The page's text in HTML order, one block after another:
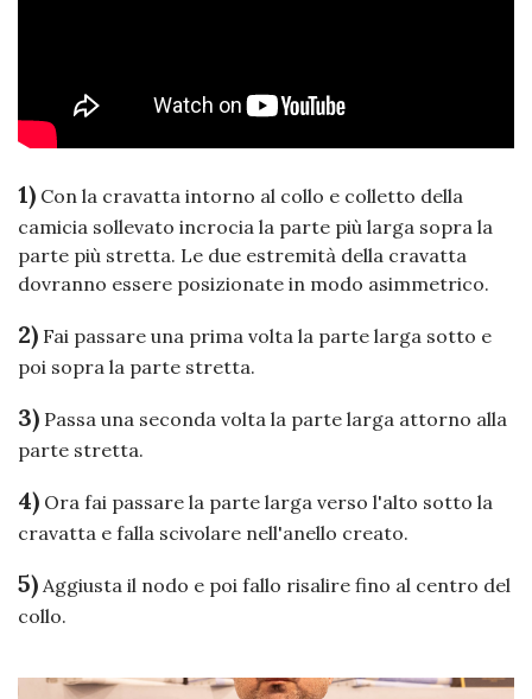
1) Con la cravatta intorno al collo e colletto della
camicia sollevato incrocia la parte più larga sopra la
parte più stretta. Le due estremità della cravatta
dovranno essere posizionate in modo asimmetrico.
2) Fai passare una prima volta la parte larga sotto e
poi sopra la parte stretta.
3) Passa una seconda volta la parte larga attorno alla
parte stretta.
4) Ora fai passare la parte larga verso l'alto sotto la
cravatta e falla scivolare nell'anello creato.
5) Aggiusta il nodo e poi fallo risalire fino al centro del
collo.